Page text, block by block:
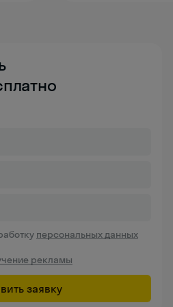
персональных данных
рекламы
заявку